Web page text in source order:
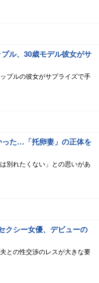
ル、30歳モデル彼女がサ
プルの彼女がサプライズで手
た…「托卵妻」の正体を
別れたくない」との思いがあ
クシー女優、デビューの
との性交渉のレスが大きな要